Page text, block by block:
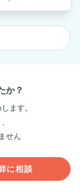
か？
ます。
せん
に相談